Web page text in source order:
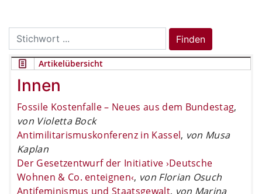
Search
for:
Finden
Artikelübersicht
Innen
Fossile Kostenfalle – Neues aus dem Bundestag,
von Violetta Bock
Antimilitarismuskonferenz in Kassel, von Musa
Kaplan
Der Gesetzentwurf der Initiative ›Deutsche
Wohnen & Co. enteignen‹, von Florian Osuch
Antifeminismus und Staatsgewalt, von Marina